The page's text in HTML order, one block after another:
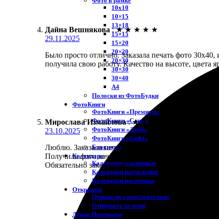
10х10
10×15
13×18
15×15
15×20
20×20
20×30
30×30
30×40
A4
Полоски из ФотоБудки
ФотоКниги
ФотоКниги «Премиум»
ФотоКниги «Слим»
ФотоКниги «Лайт»
ФотоКниги «Софт»
Блокноты
Календари
Календари магнитные
Календари настольные
Календари настенные
Открытки
Отправлю самостоятельно
Отправьте за меня
Декор Интерьера
Дайна Вешнякова : ★ ★ ★ ★ ★
29.11.2025
Было просто отлично. Заказала печать фото
получила свою работу. Качество на высоте,
Мирослава Измайлова : ★ ★
23.10.2025
Люблю. Заказала печать фото 30х40 через сайт.
Получила фото качественным и ярким, как на
Обязательно закажу еще!